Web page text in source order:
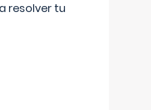
resolver tu